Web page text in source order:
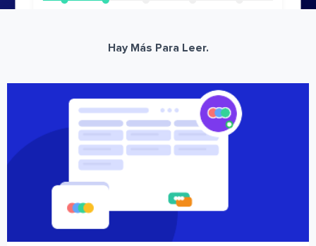
Hay Más Para Leer.